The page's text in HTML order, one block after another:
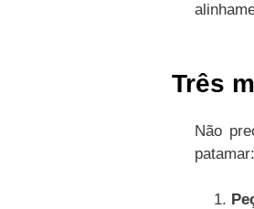
Três
Não
patamar: